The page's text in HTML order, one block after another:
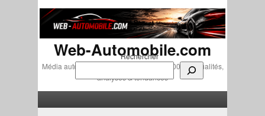
Rechercher
Web-Automobile.com
Média automobile indépendant depuis 2007 • Actualités,
analyses & tendances